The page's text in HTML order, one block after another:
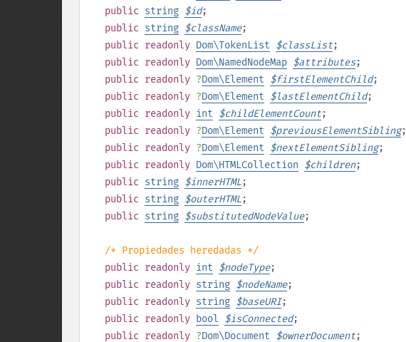
public string $id;
public string $className;
public readonly Dom\TokenList $classList;
public readonly Dom\NamedNodeMap $attributes;
public readonly ?Dom\Element $firstElementChild;
public readonly ?Dom\Element $lastElementChild;
public readonly int $childElementCount;
public readonly ?Dom\Element $previousElementSibling;
public readonly ?Dom\Element $nextElementSibling;
public readonly Dom\HTMLCollection $children;
public string $innerHTML;
public string $outerHTML;
public string $substitutedNodeValue;
/* Propiedades heredadas */
public readonly int $nodeType;
public readonly string $nodeName;
public readonly string $baseURI;
public readonly bool $isConnected;
public readonly ?Dom\Document $ownerDocument;